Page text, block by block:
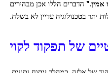
אמין." הדברים הללו אכן מבהירים
יתר בטכנולוגיה עדיין לא בשלה.
של תפקוד לקוי